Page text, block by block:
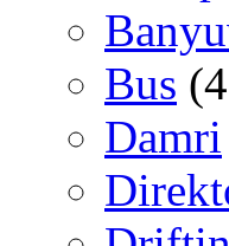
Bus
Damri